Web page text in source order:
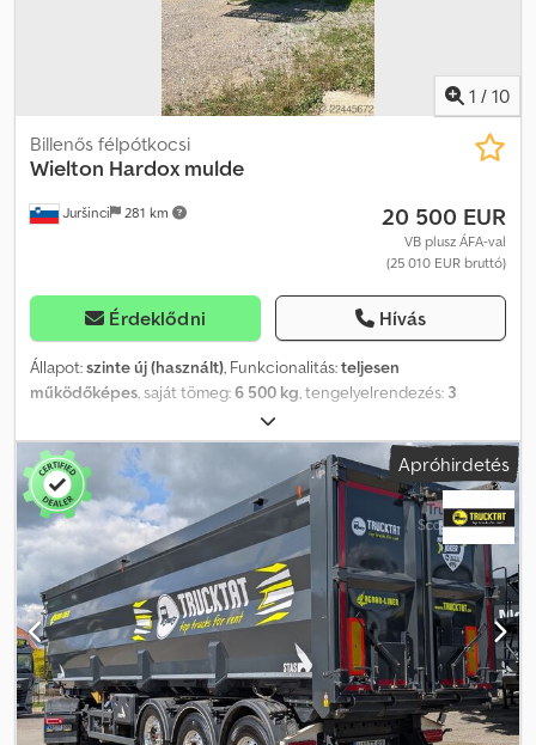
1 / 10
Juršinci 281 km
Billenős félpótkocsi
Wielton Hardox mulde
20 500 EUR
VB plusz ÁFA-val
(25 010 EUR bruttó)
Érdeklődni Hívás
Állapot:szinte új (használt), Funkcionalitás:teljesen
működőképes, saját tömeg:6 500 kg, tengelyelrendezés: 3
, első forgalomba helyezés:
(TÜV):10/2026, felfüggesztés:levegő, pótkocsi fék:fékezett
pótkocsi
, Gyártási év: , Felszereltség: ABS, Wielton Hardox
rakodóláda, kiváló állapotban. Djdpfx Aaozp Uxke Djck
Apróhirdetés